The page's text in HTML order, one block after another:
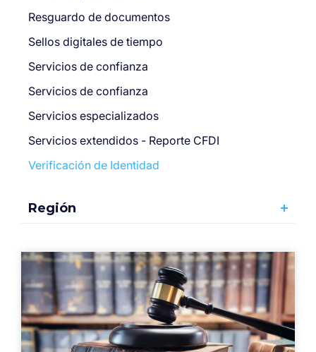
Resguardo de documentos
Sellos digitales de tiempo
Servicios de confianza
Servicios de confianza
Servicios especializados
Servicios extendidos - Reporte CFDI
Verificación de Identidad
Región